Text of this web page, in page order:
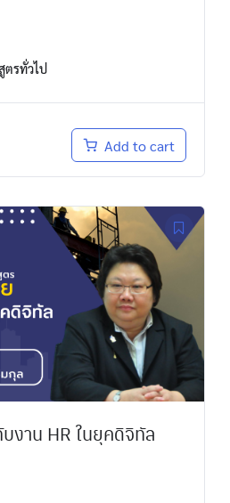
ตรทั่วไป
Add to cart
งาน HR ในยุคดิจิทัล